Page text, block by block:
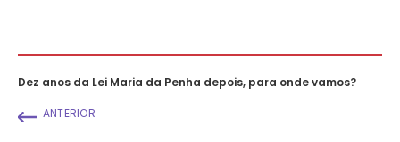
Dez anos da Lei Maria da Penha depois, para onde vamos?
ANTERIOR